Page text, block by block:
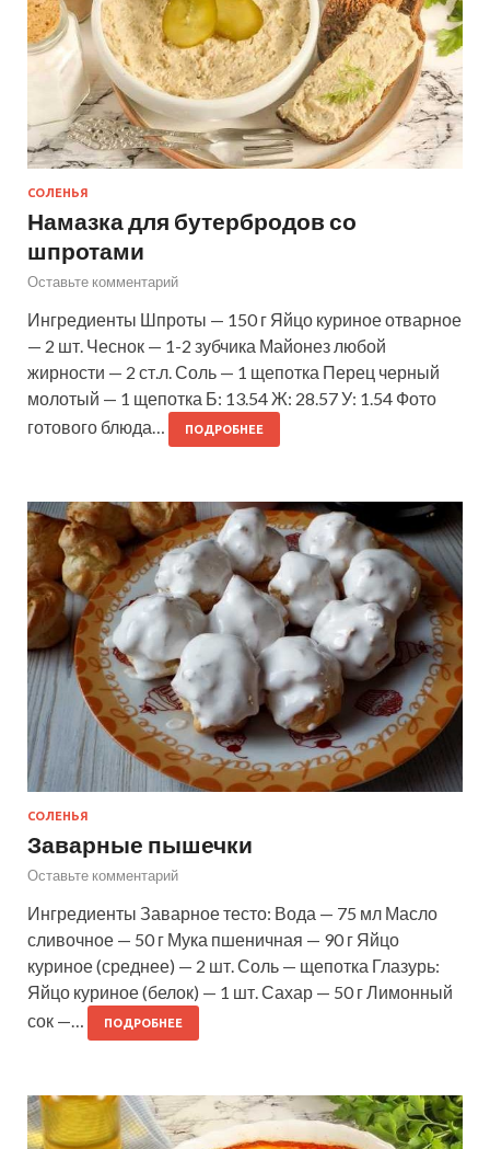
СОЛЕНЬЯ
Намазка для бутербродов со
шпротами
Оставьте комментарий
Ингредиенты Шпроты — 150 г Яйцо куриное отварное
— 2 шт. Чеснок — 1-2 зубчика Майонез любой
жирности — 2 ст.л. Соль — 1 щепотка Перец черный
молотый — 1 щепотка Б: 13.54 Ж: 28.57 У: 1.54 Фото
готового блюда…
ПОДРОБНЕЕ
СОЛЕНЬЯ
Заварные пышечки
Оставьте комментарий
Ингредиенты Заварное тесто: Вода — 75 мл Масло
сливочное — 50 г Мука пшеничная — 90 г Яйцо
куриное (среднее) — 2 шт. Соль — щепотка Глазурь:
Яйцо куриное (белок) — 1 шт. Сахар — 50 г Лимонный
сок —…
ПОДРОБНЕЕ